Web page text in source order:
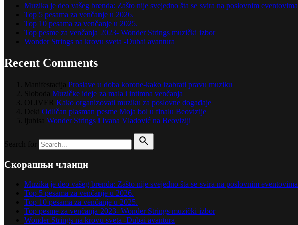
Muzika je deo vašeg brenda: Zašto nije svejedno šta se svira na poslovnim eventovima
Top 5 pesama za venčanje u 2026.
Top 10 pesama za venčanje u 2025.
Top pesme za venčanja 2023- Wonder Strings muzički izbor
Wonder Strings na krovu sveta -Dubai avantura
Recent Comments
Proslave u doba korone-kako izabrati pravu muziku
Muzičke ideje za mala i intimna venčanja
Kako organizovati muziku za poslovne događaje
Odličan plasman pesme Moja bol u finalu Beovizije
Wonder Strings i Ivana Vladović na Beoviziji
Скорашњи чланци
Muzika je deo vašeg brenda: Zašto nije svejedno šta se svira na poslovnim eventovima
Top 5 pesama za venčanje u 2026.
Top 10 pesama za venčanje u 2025.
Top pesme za venčanja 2023- Wonder Strings muzički izbor
Wonder Strings na krovu sveta -Dubai avantura